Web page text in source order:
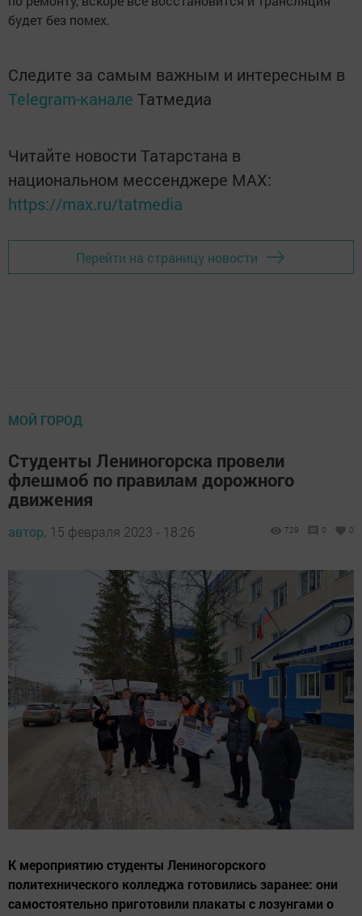
будет без помех.
Следите за самым важным и интересным в
Telegram-канале Татмедиа
Читайте новости Татарстана в
национальном мессенджере MАХ:
https://max.ru/tatmedia
Перейти на страницу новости
МОЙ ГОРОД
Студенты Лениногорска провели
флешмоб по правилам дорожного
движения
автор, 15 февраля 2023 - 18:26 729 0 0
К мероприятию студенты Лениногорского
политехнического колледжа готовились заранее: они
самостоятельно приготовили плакаты с лозунгами о